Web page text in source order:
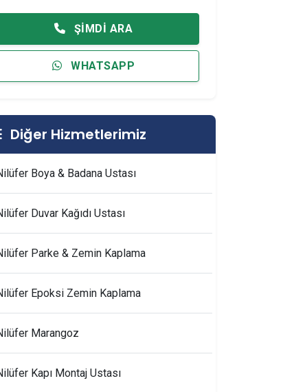
ŞIMDI ARA
WHATSAPP
Diğer Hizmetlerimiz
Boya & Badana Ustası
Duvar Kağıdı Ustası
Parke & Zemin Kaplama
Epoksi Zemin Kaplama
Marangoz
Kapı Montaj Ustası